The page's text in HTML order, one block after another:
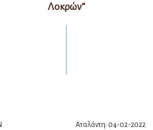
Λοκρών”
Αταλάντη: 04-02-2022